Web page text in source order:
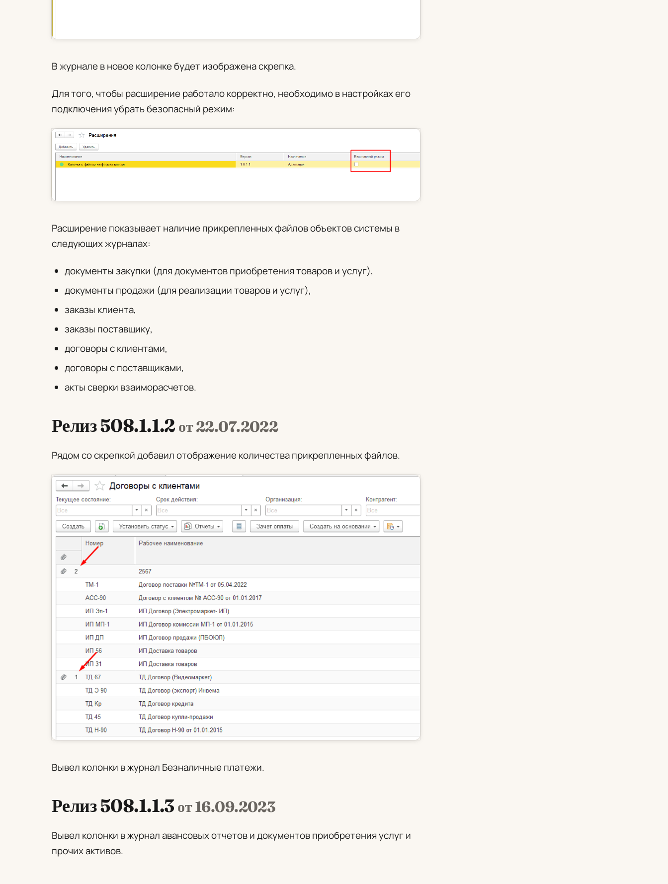
В журнале в новое колонке будет изображена скрепка.
Для того, чтобы расширение работало корректно, необходимо в настройках его
подключения убрать безопасный режим:
Расширение показывает наличие прикрепленных файлов объектов системы в
следующих журналах:
документы закупки (для документов приобретения товаров и услуг),
документы продажи (для реализации товаров и услуг),
заказы клиента,
заказы поставщику,
договоры с клиентами,
договоры с поставщиками,
акты сверки взаиморасчетов.
Релиз 508.1.1.2 от 22.07.2022
Рядом со скрепкой добавил отображение количества прикрепленных файлов.
Вывел колонки в журнал Безналичные платежи.
Релиз 508.1.1.3от 16.09.2023
Вывел колонки в журнал авансовых отчетов и документов приобретения услуг и
прочих активов.